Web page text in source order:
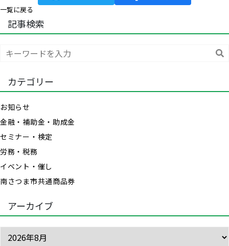
一覧に戻る
記事検索
カテゴリー
お知らせ
金融・補助金・助成金
セミナー・検定
労務・税務
イベント・催し
南さつま市共通商品券
アーカイブ